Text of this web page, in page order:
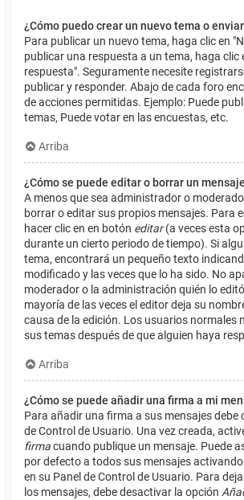
¿Cómo puedo crear un nuevo tema o
Para publicar un nuevo tema, haga clic en
publicar una respuesta a un tema, haga clic
respuesta". Seguramente necesite
publicar y responder. Abajo de cada foro
de acciones permitidas. Ejemplo: Puede
temas, Puede votar en las encuestas, etc.
Arriba
¿Cómo se puede editar o borrar un
A menos que sea administrador o
borrar o editar sus propios mensajes. Para
hacer clic en en botón editar(a veces esta
durante un cierto periodo de tiempo). Si
tema, encontrará un pequeño texto
modificado y las veces que lo ha sido. No
moderador o la administración quién lo
mayoría de las veces el editor deja su
causa de la edición. Los usuarios normales
sus temas después de que alguien haya
Arriba
¿Cómo se puede añadir una firma a mi
Para añadir una firma a sus mensajes debe
de Control de Usuario. Una vez creada,
firmacuando publique un mensaje. Puede
por defecto a todos sus mensajes
en su Panel de Control de Usuario. Para
los mensajes, debe desactivar la opción